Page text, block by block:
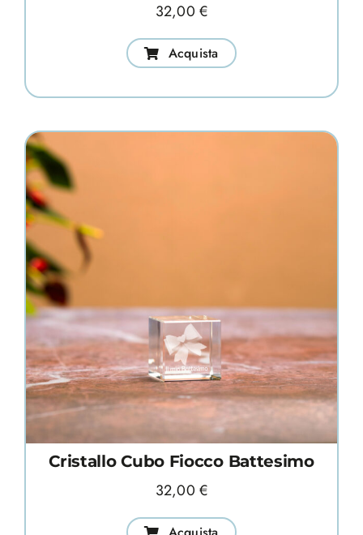
32,00€
Acquista
Cristallo Cubo Fiocco Battesimo
32,00€